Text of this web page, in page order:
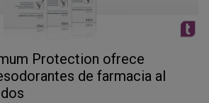
ya que es el momento en el que la
y permite desarrollar mayor
un exceso de sudoración?
Protection ofrece
de farmacia al